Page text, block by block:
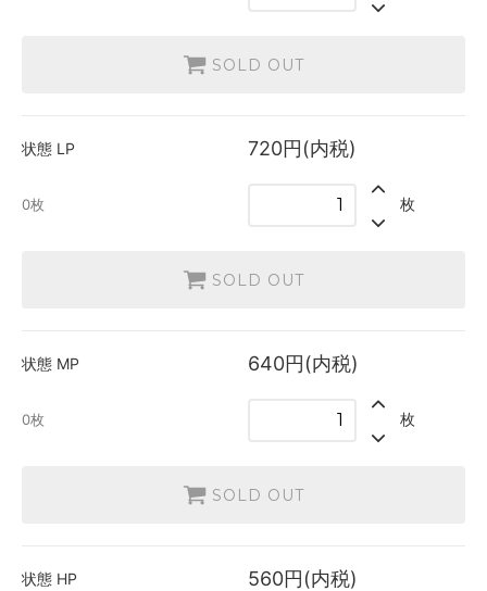
SOLD OUT
状態 LP 720円(内税)
0枚 枚
SOLD OUT
状態 MP 640円(内税)
0枚 枚
SOLD OUT
状態 HP 560円(内税)